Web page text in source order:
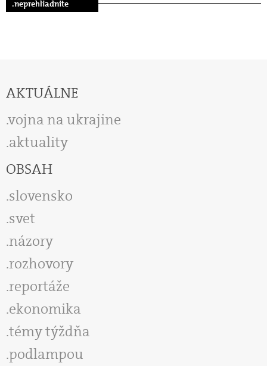
.neprehliadnite
AKTUÁLNE
vojna na ukrajine
aktuality
OBSAH
slovensko
svet
názory
rozhovory
reportáže
ekonomika
témy týždňa
podlampou